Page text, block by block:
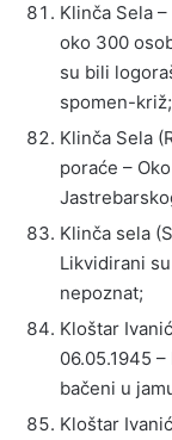
Klinča Sela
oko 300
su bili
spomen-križ;
Klinča Sela
poraće –
Klinča sela
Likvidirani
nepoznat;
Kloštar
06.05.1945
bačeni u
Kloštar